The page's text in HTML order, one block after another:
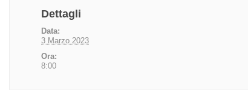
Dettagli
Data:
3 Marzo 2023
Ora:
8:00